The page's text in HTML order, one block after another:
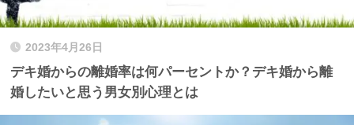
2023年4月26日
デキ婚からの離婚率は何パーセントか？デキ婚から離
婚したいと思う男女別心理とは